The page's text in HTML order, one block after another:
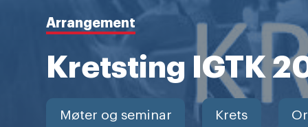
Arrangement
Kretsting IGTK
Møter og seminar Krets